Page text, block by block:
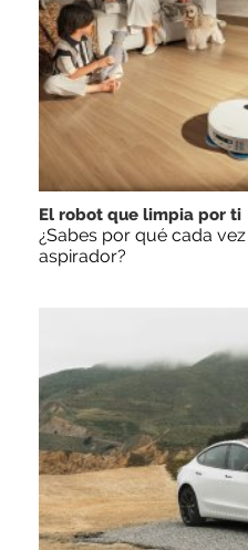
El robot que limpia por ti
¿Sabes por qué cada
aspirador?